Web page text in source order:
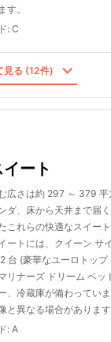
す。
: C
見る (12件)
ート
広さは約 297 ～ 379
ダ、床から天井まで届
これらの快適なスイー
ートには、クイーン サ
台 (豪華なユーロトッ
リナーズ ドリーム ベッ
、冷蔵庫が備わってい
と異なる場合があります
: A